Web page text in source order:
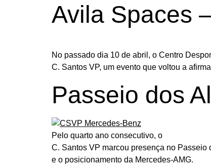
Avila Spaces
No passado dia 10 de abril, o Centro
C. Santos VP, um evento que voltou a
Passeio dos
Pelo quarto ano consecutivo, o
C. Santos VP marcou presença no
e o posicionamento da Mercedes-AMG.